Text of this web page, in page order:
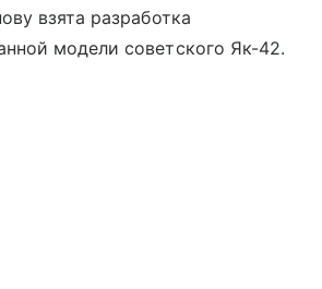
взята разработка
модели советского Як-42.